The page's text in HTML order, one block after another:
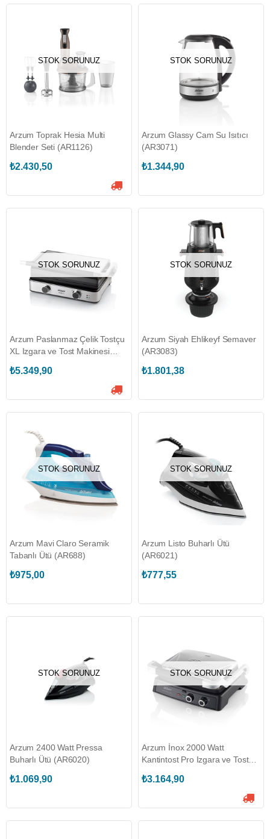
STOK SORUNUZ
Arzum Toprak Hesia Multi
Blender Seti (AR1126)
₺2.430,50
STOK SORUNUZ
Arzum Glassy Cam Su Isıtıcı
(AR3071)
₺1.344,90
STOK SORUNUZ
Arzum Paslanmaz Çelik Tostçu
XL Izgara ve Tost Makinesi
₺5.349,90
STOK SORUNUZ
Arzum Siyah Ehlikeyf Semaver
(AR3083)
₺1.801,38
STOK SORUNUZ
Arzum Mavi Claro Seramik
Tabanlı Ütü (AR688)
₺975,00
STOK SORUNUZ
Arzum Listo Buharlı Ütü
(AR6021)
₺777,55
STOK SORUNUZ
Arzum 2400 Watt Pressa
Buharlı Ütü (AR6020)
₺1.069,90
STOK SORUNUZ
Arzum İnox 2000 Watt
Kantintost Pro Izgara ve Tost
₺3.164,90